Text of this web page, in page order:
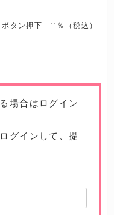
タン押下 11％（税込）
場合はログイン
グインして、提